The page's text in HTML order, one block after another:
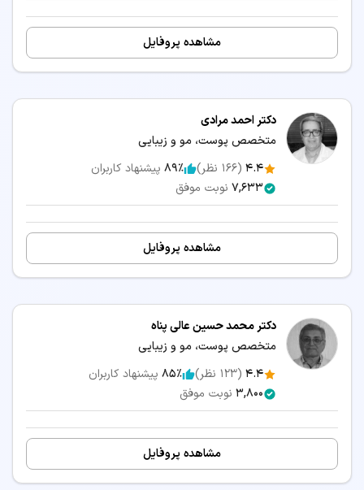
مشاهده پروفایل
دکتر احمد مرادی
متخصص پوست، مو و زیبایی
4.4
(
166 نظر) 89٪ پیشنهاد کاربران
7,633 نوبت موفق
مشاهده پروفایل
دکتر محمد حسین عالی پناه
متخصص پوست، مو و زیبایی
4.4
(
123 نظر) 85٪ پیشنهاد کاربران
3,800 نوبت موفق
مشاهده پروفایل